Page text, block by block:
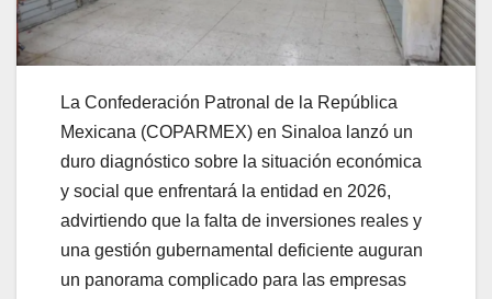
La Confederación Patronal de la República
Mexicana (COPARMEX) en Sinaloa lanzó un
duro diagnóstico sobre la situación económica
y social que enfrentará la entidad en 2026,
advirtiendo que la falta de inversiones reales y
una gestión gubernamental deficiente auguran
un panorama complicado para las empresas